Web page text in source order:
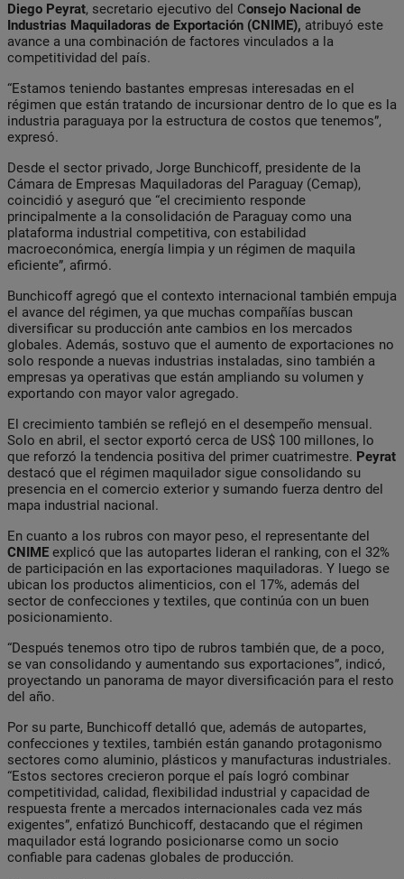
Diego Peyrat, secretario ejecutivo del Consejo Nacional de
Industrias Maquiladoras de Exportación (CNIME), atribuyó este
avance a una combinación de factores vinculados a la
competitividad del país.
“Estamos teniendo bastantes empresas interesadas en el
régimen que están tratando de incursionar dentro de lo que es la
industria paraguaya por la estructura de costos que tenemos”,
expresó.
Desde el sector privado, Jorge Bunchicoff, presidente de la
Cámara de Empresas Maquiladoras del Paraguay (Cemap),
coincidió y aseguró que “el crecimiento responde
principalmente a la consolidación de Paraguay como una
plataforma industrial competitiva, con estabilidad
macroeconómica, energía limpia y un régimen de maquila
eficiente”, afirmó.
Bunchicoff agregó que el contexto internacional también empuja
el avance del régimen, ya que muchas compañías buscan
diversificar su producción ante cambios en los mercados
globales. Además, sostuvo que el aumento de exportaciones no
solo responde a nuevas industrias instaladas, sino también a
empresas ya operativas que están ampliando su volumen y
exportando con mayor valor agregado.
El crecimiento también se reflejó en el desempeño mensual.
Solo en abril, el sector exportó cerca de US$ 100 millones, lo
que reforzó la tendencia positiva del primer cuatrimestre. Peyrat
destacó que el régimen maquilador sigue consolidando su
presencia en el comercio exterior y sumando fuerza dentro del
mapa industrial nacional.
En cuanto a los rubros con mayor peso, el representante del
CNIME explicó que las autopartes lideran el ranking, con el 32%
de participación en las exportaciones maquiladoras. Y luego se
ubican los productos alimenticios, con el 17%, además del
sector de confecciones y textiles, que continúa con un buen
posicionamiento.
“Después tenemos otro tipo de rubros también que, de a poco,
se van consolidando y aumentando sus exportaciones”, indicó,
proyectando un panorama de mayor diversificación para el resto
del año.
Por su parte, Bunchicoff detalló que, además de autopartes,
confecciones y textiles, también están ganando protagonismo
sectores como aluminio, plásticos y manufacturas industriales.
“Estos sectores crecieron porque el país logró combinar
competitividad, calidad, flexibilidad industrial y capacidad de
respuesta frente a mercados internacionales cada vez más
exigentes”, enfatizó Bunchicoff, destacando que el régimen
maquilador está logrando posicionarse como un socio
confiable para cadenas globales de producción.